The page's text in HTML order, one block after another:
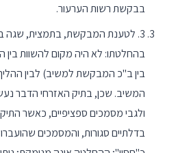
בבקשת רשות הערעור.
3. לטענת המבקשת, בתמצית,
בהחלטתו: לא היה מקום להשוות
בין ב"כ המבקשת למשיב) לבין ההליך
המשיב. שכן, בתיק האזרחי הדבר
ולגבי מסמכים ספציפיים, כאשר
בדלתיים סגורות, והמסמכים שהועברו